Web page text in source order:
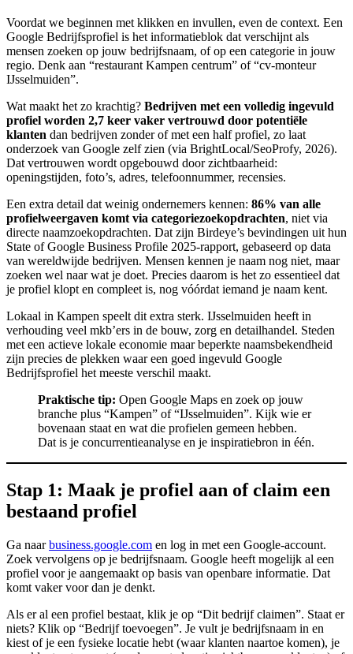
Voordat we beginnen met klikken en invullen, even de context. Een
Google Bedrijfsprofiel is het informatieblok dat verschijnt als
mensen zoeken op jouw bedrijfsnaam, of op een categorie in jouw
regio. Denk aan “restaurant Kampen centrum” of “cv-monteur
IJsselmuiden”.
Wat maakt het zo krachtig? Bedrijven met een volledig ingevuld
profiel worden 2,7 keer vaker vertrouwd door potentiële
klanten dan bedrijven zonder of met een half profiel, zo laat
onderzoek van Google zelf zien (via BrightLocal/SeoProfy, 2026).
Dat vertrouwen wordt opgebouwd door zichtbaarheid:
openingstijden, foto’s, adres, telefoonnummer, recensies.
Een extra detail dat weinig ondernemers kennen: 86% van alle
profielweergaven komt via categoriezoekopdrachten, niet via
directe naamzoekopdrachten. Dat zijn Birdeye’s bevindingen uit hun
State of Google Business Profile 2025-rapport, gebaseerd op data
van wereldwijde bedrijven. Mensen kennen je naam nog niet, maar
zoeken wel naar wat je doet. Precies daarom is het zo essentieel dat
je profiel klopt en compleet is, nog vóórdat iemand je naam kent.
Lokaal in Kampen speelt dit extra sterk. IJsselmuiden heeft in
verhouding veel mkb’ers in de bouw, zorg en detailhandel. Steden
met een actieve lokale economie maar beperkte naamsbekendheid
zijn precies de plekken waar een goed ingevuld Google
Bedrijfsprofiel het meeste verschil maakt.
Praktische tip: Open Google Maps en zoek op jouw
branche plus “Kampen” of “IJsselmuiden”. Kijk wie er
bovenaan staat en wat die profielen gemeen hebben.
Dat is je concurrentieanalyse en je inspiratiebron in één.
Stap 1: Maak je profiel aan of claim een
bestaand profiel
Ga naarbusiness.google.com en log in met een Google-account.
Zoek vervolgens op je bedrijfsnaam. Google heeft mogelijk al een
profiel voor je aangemaakt op basis van openbare informatie. Dat
komt vaker voor dan je denkt.
Als er al een profiel bestaat, klik je op “Dit bedrijf claimen”. Staat er
niets? Klik op “Bedrijf toevoegen”. Je vult je bedrijfsnaam in en
kiest of je een fysieke locatie hebt (waar klanten naartoe komen), je